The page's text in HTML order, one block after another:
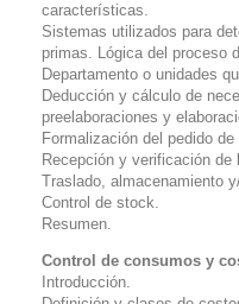
características.
Sistemas utilizados para
primas. Lógica del proceso
Departamento o unidades
Deducción y cálculo de
preelaboraciones y
Formalización del pedido
Recepción y verificación de
Traslado, almacenamiento
Control de stock.
Resumen.
Control de consumos y
Introducción.